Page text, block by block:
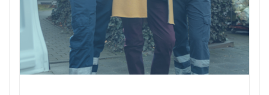
Toutes nos fiches métiers